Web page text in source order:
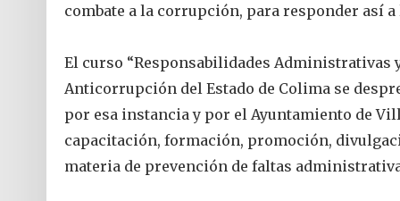
combate a la corrupción, para responder así
‎El curso “Responsabilidades Administrativas
Anticorrupción del Estado de Colima se
por esa instancia y por el Ayuntamiento de
capacitación, formación, promoción,
materia de prevención de faltas